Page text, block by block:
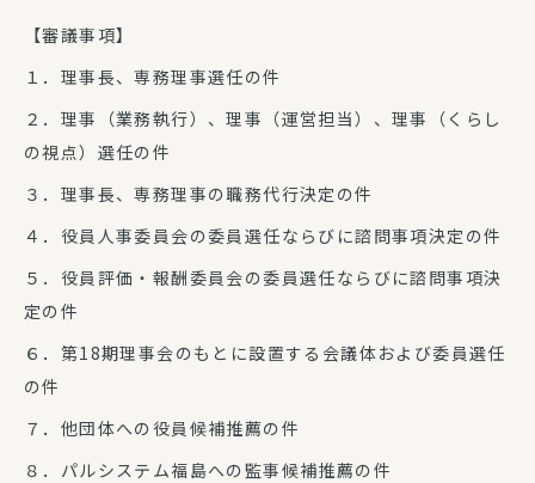
【審議事項】
１．理事長、専務理事選任の件
２．理事（業務執行）、理事（運営担当）、理事（くらし
の視点）選任の件
３．理事長、専務理事の職務代行決定の件
４．役員人事委員会の委員選任ならびに諮問事項決定の件
５．役員評価・報酬委員会の委員選任ならびに諮問事項決
定の件
６．第18期理事会のもとに設置する会議体および委員選任
の件
７．他団体への役員候補推薦の件
８．パルシステム福島への監事候補推薦の件